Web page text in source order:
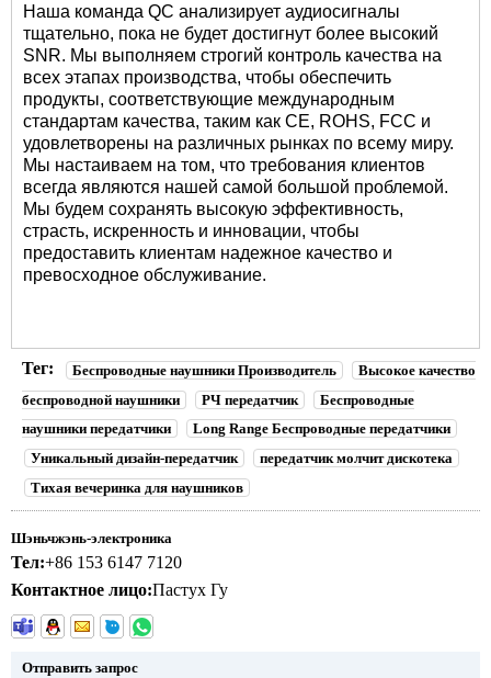
Наша команда QC анализирует аудиосигналы
тщательно, пока не будет достигнут более высокий
SNR. Мы выполняем строгий контроль качества на
всех этапах производства, чтобы обеспечить
продукты, соответствующие международным
стандартам качества, таким как CE, ROHS, FCC и
удовлетворены на различных рынках по всему миру.
Мы настаиваем на том, что требования клиентов
всегда являются нашей самой большой проблемой.
Мы будем сохранять высокую эффективность,
страсть, искренность и инновации, чтобы
предоставить клиентам надежное качество и
превосходное обслуживание.
Тег: Беспроводные наушники Производитель
Высокое качество
беспроводной наушники
РЧ передатчик
Беспроводные
наушники передатчики
Long Range Беспроводные передатчики
Уникальный дизайн-передатчик
передатчик молчит дискотека
Тихая вечеринка для наушников
Шэньчжэнь-электроника
Тел:+86 153 6147 7120
Контактное лицо:Пастух Гу
Отправить запрос